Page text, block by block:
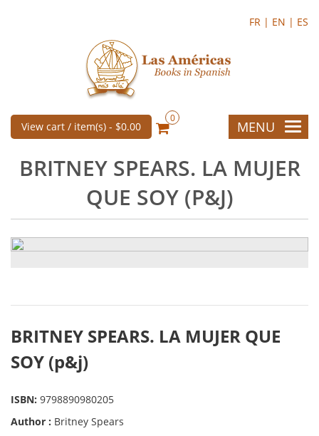
FR | EN | ES
View cart / item(s) - $0.00
0
MENU
BRITNEY SPEARS. LA MUJER
QUE SOY (P&J)
BRITNEY SPEARS. LA MUJER QUE
SOY (p&j)
ISBN: 9798890980205
Author : Britney Spears